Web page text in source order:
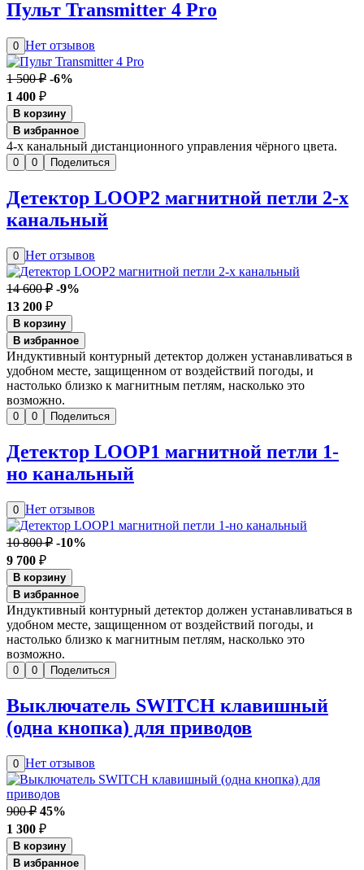
Пульт Transmitter 4 Pro
0 Нет отзывов
1 500 ₽ -6%
1 400 ₽
В корзину
В избранное
4-х канальный дистанционного управления чёрного цвета.
0 0 Поделиться
Детектор LOOP2 магнитной петли 2-x
канальный
0 Нет отзывов
14 600 ₽ -9%
13 200 ₽
В корзину
В избранное
Индуктивный контурный детектор должен устанавливаться в
удобном месте, защищенном от воздействий погоды, и
настолько близко к магнитным петлям, насколько это
возможно.
0 0 Поделиться
Детектор LOOP1 магнитной петли 1-
но канальный
0 Нет отзывов
10 800 ₽ -10%
9 700 ₽
В корзину
В избранное
Индуктивный контурный детектор должен устанавливаться в
удобном месте, защищенном от воздействий погоды, и
настолько близко к магнитным петлям, насколько это
возможно.
0 0 Поделиться
Выключатель SWITCH клавишный
(одна кнопка) для приводов
0 Нет отзывов
900 ₽ 45%
1 300 ₽
В корзину
В избранное